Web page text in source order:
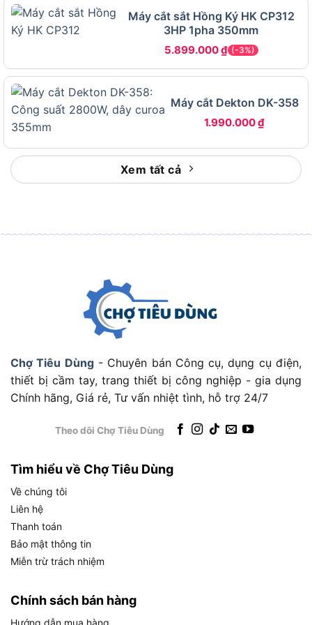
trong thời gian dài.
Công suất 1320W và lưỡi 110mm của Hikoki
CM4SB2 có đủ mạnh để cắt các vật liệu thông
thường không?
Có, công suất 1.320W kết hợp tốc độ 11.500
vòng/phút trên máy Hikoki CM4SB2 đủ mạnh để
cắt gỗ, nhựa PVC, ống nhôm mỏng và vật liệu
composite trong điều kiện sử dụng thông thường.
Cụ thể hơn, hãy xem xét từng khía cạnh để hiểu rõ
giới hạn và ưu thế của máy.
Công suất 1320W và lưỡi 110mm của Hikoki CM4SB2 có đủ mạnh
Về khả năng thực tế với vật liệu phổ biến:
Với gỗ xẻ và ván công nghiệp, máy xử lý tốt độ
dày đến 30mm trong mỗi lần cắt. Đối với ống
nhựa PVC và tấm nhựa kỹ thuật, lưỡi 110mm quay
ở 11.500 vòng/phút tạo ra lực cắt sắc bén, hạn chế
tối đa hiện tượng chảy nhựa hay bavia xấu. Ống
nhôm mỏng với thành dày dưới 2mm cũng nằm
Máy cắt sắt Hồng Ký HK CP312
3HP 1pha 350mm
5.899.000₫ (-3%)
Máy cắt Dekton DK-358
1.990.000₫
Xem tất cả
Chợ Tiêu Dùng- Chuyên bán Công cụ, dụng cụ điện,
thiết bị cầm tay, trang thiết bị công nghiệp - gia dụng
Chính hãng, Giá rẻ, Tư vấn nhiệt tình, hỗ trợ 24/7
Theo dõi Chợ Tiêu Dùng
Tìm hiểu về Chợ Tiêu Dùng
Về chúng tôi
Liên hệ
Thanh toán
Bảo mật thông tin
Miễn trừ trách nhiệm
Chính sách bán hàng
Hướng dẫn mua hàng